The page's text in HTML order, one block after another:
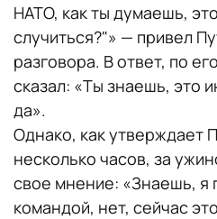
НАТО, как ты думаешь,
случиться?"» — привел
разговора. В ответ, по
сказал: «Ты знаешь, это
да».
Однако, как утверждает
несколько часов, за
свое мнение: «Знаешь, я
командой, нет, сейчас